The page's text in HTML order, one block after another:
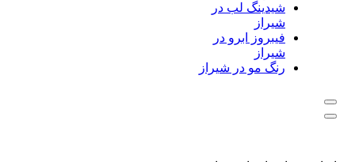
شیدینگ لب در
شیراز
فیبروز ابرو در
شیراز
رنگ مو در شیراز